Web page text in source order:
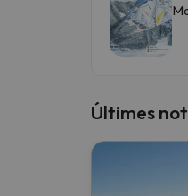
Últimes